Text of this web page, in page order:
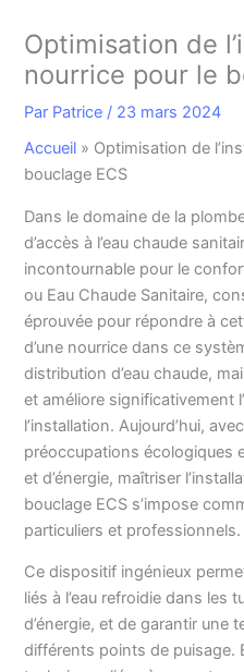
Optimisation de
nourrice pour le
Par Patrice / 23 mars 2024
Accueil » Optimisation de
bouclage ECS
Dans le domaine de la
d’accès à l’eau chaude
incontournable pour le
ou Eau Chaude Sanitaire,
éprouvée pour répondre à
d’une nourrice dans ce
distribution d’eau chaude,
et améliore significativement
l’installation. Aujourd’hui,
préoccupations écologiques
et d’énergie, maîtriser
bouclage ECS s’impose
particuliers et professionnels.
Ce dispositif ingénieux
liés à l’eau refroidie dans les
d’énergie, et de garantir une
différents points de puisage.